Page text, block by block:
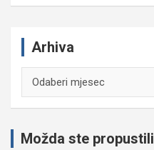
Arhiva
Možda ste propustili